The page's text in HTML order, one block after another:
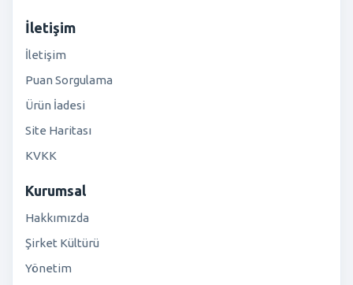
İletişim
İletişim
Puan Sorgulama
Ürün İadesi
Site Haritası
KVKK
Kurumsal
Hakkımızda
Şirket Kültürü
Yönetim